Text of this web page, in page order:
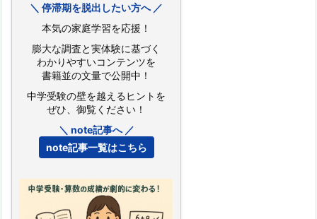
＼ 停滞期を脱出したい方へ ／
本気の家庭学習を応援！
膨大な調査と実体験に基づく
わかりやすいコンテンツを
書籍並の文量で公開中！
中学受験の壁を越えるヒントを
ぜひ、御覧ください！
＼ note記事へ ／
note記事一覧はこちら